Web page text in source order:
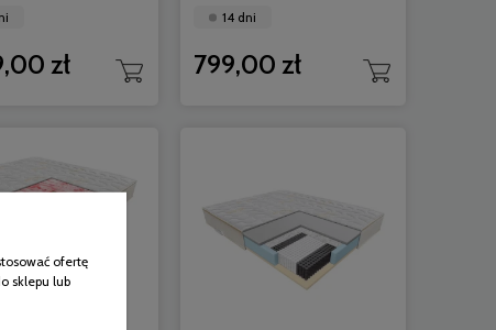
zł
14 dni
799,00 zł
ofertę
sklepu lub